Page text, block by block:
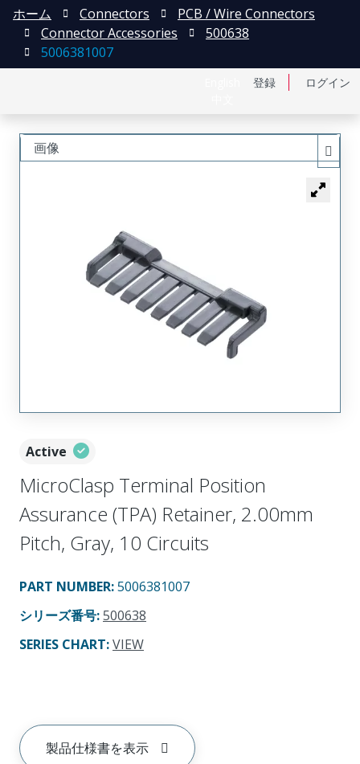
登録 ログイン
ホーム Connectors
PCB / Wire Connectors
Connector Accessories
500638
5006381007
Active
MicroClasp Terminal Position
Assurance (TPA) Retainer, 2.00mm
Pitch, Gray, 10 Circuits
PART NUMBER:5006381007
シリーズ番号:500638
SERIES CHART:VIEW
製品仕様書を表示
画像